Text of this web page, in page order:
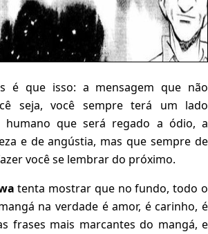
é que isso: a mensagem que não
seja, você sempre terá um lado
humano que será regado a ódio, a
e de angústia, mas que sempre de
você se lembrar do próximo.
tenta mostrar que no fundo, todo o
na verdade é amor, é carinho, é
frases mais marcantes do mangá, e